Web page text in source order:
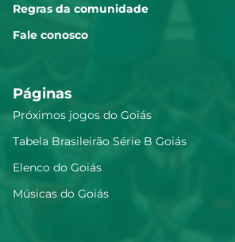
Regras da comunidade
Fale conosco
Páginas
Próximos jogos do Goiás
Tabela Brasileirão Série B Goiás
Elenco do Goiás
Músicas do Goiás